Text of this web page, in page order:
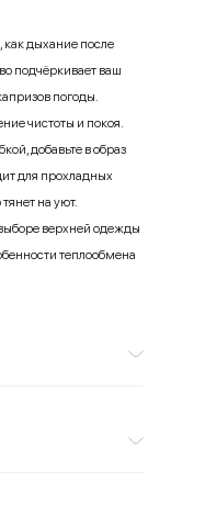
как дыхание после
подчёркивает ваш
погоды.
чистоты и покоя.
добавьте в образ
для прохладных
на уют.
верхней одежды
теплообмена